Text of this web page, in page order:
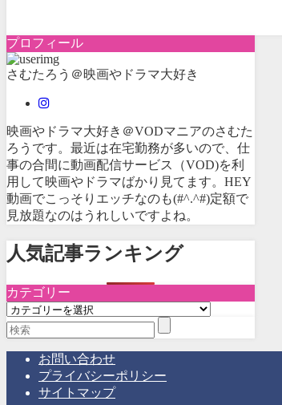
プロフィール
さむたろう＠映画やドラマ大好き
映画やドラマ大好き＠VODマニアのさむた
ろうです。最近は在宅勤務が多いので、仕
事の合間に動画配信サービス（VOD)を利
用して映画やドラマばかり見てます。HEY
動画でこっそりエッチなのも(#^.^#)定額で
見放題なのはうれしいですよね。
人気記事ランキング
カテゴリー
カ
テ
ゴ
お問い合わせ
プライバシーポリシー
サイトマップ